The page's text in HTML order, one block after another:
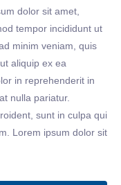
dolor sit amet,
tempor incididunt ut
minim veniam, quis
aliquip ex ea
in reprehenderit in
nulla pariatur.
sunt in culpa qui
Lorem ipsum dolor sit